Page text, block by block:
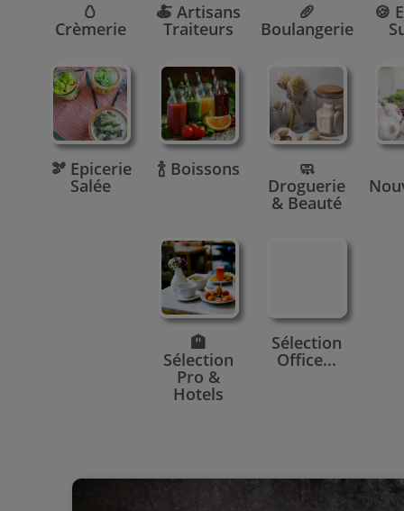
🥚
Crèmerie
🍝 Artisans
Traiteurs
🥖
Boulangerie
🍪
🫘 Epicerie
Salée
🍾 Boissons 🧼
Droguerie
& Beauté
🏨
Sélection
Pro &
Hotels
Sélection
Office...